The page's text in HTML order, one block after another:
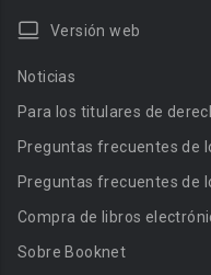
Versión web
Noticias
Para los titulares de
Preguntas frecuentes de
Preguntas frecuentes de
Compra de libros
Sobre Booknet